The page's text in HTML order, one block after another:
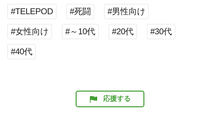
#TELEPOD #死闘 #男性向け
#女性向け #～10代 #20代 #30代
#40代
応援する